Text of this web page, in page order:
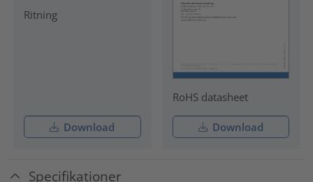
Ritning
Download
RoHS datasheet
Download
Specifikationer